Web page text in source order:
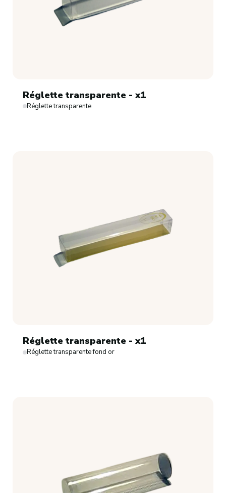
Réglette transparente - x1
Réglette transparente
Réglette transparente - x1
Réglette transparente fond or